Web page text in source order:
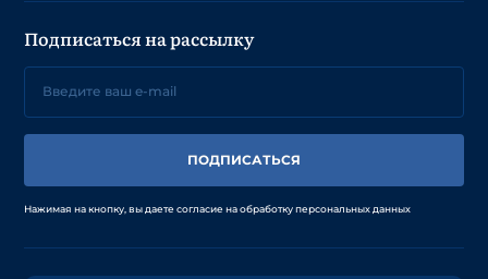
Подписаться на рассылку
ПОДПИСАТЬСЯ
Нажимая на кнопку, вы даете согласие на обработку персональных данных